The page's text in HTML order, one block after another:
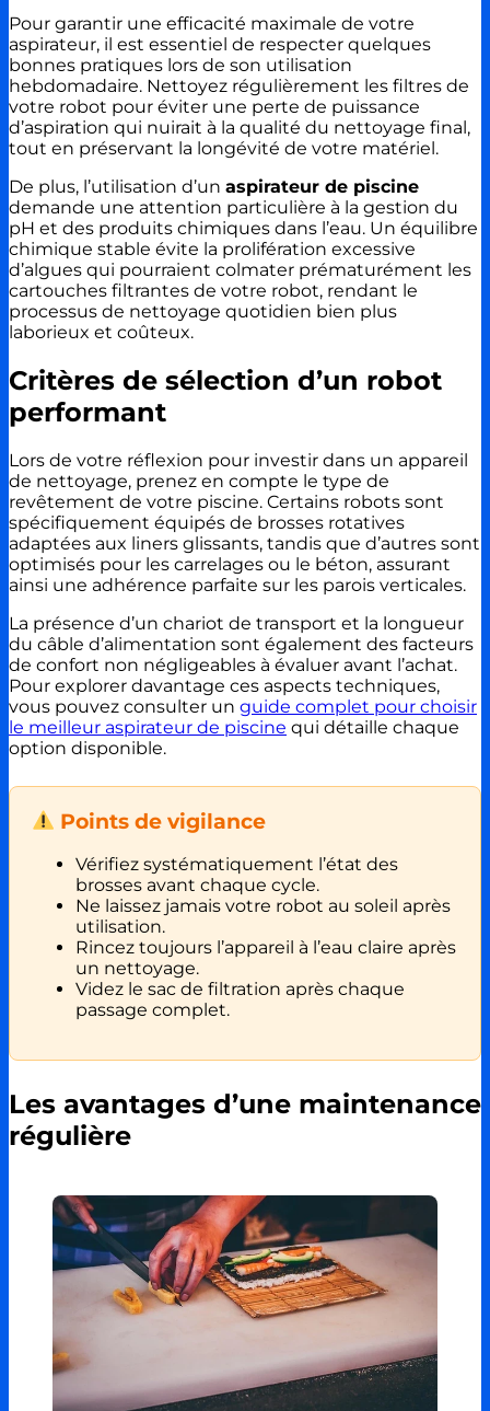
Pour garantir une efficacité maximale de votre
aspirateur, il est essentiel de respecter quelques
bonnes pratiques lors de son utilisation
hebdomadaire. Nettoyez régulièrement les filtres de
votre robot pour éviter une perte de puissance
d’aspiration qui nuirait à la qualité du nettoyage final,
tout en préservant la longévité de votre matériel.
De plus, l’utilisation d’un aspirateur de piscine
demande une attention particulière à la gestion du
pH et des produits chimiques dans l’eau. Un équilibre
chimique stable évite la prolifération excessive
d’algues qui pourraient colmater prématurément les
cartouches filtrantes de votre robot, rendant le
processus de nettoyage quotidien bien plus
laborieux et coûteux.
Critères de sélection d’un robot
performant
Lors de votre réflexion pour investir dans un appareil
de nettoyage, prenez en compte le type de
revêtement de votre piscine. Certains robots sont
spécifiquement équipés de brosses rotatives
adaptées aux liners glissants, tandis que d’autres sont
optimisés pour les carrelages ou le béton, assurant
ainsi une adhérence parfaite sur les parois verticales.
La présence d’un chariot de transport et la longueur
du câble d’alimentation sont également des facteurs
de confort non négligeables à évaluer avant l’achat.
Pour explorer davantage ces aspects techniques,
vous pouvez consulter un guide complet pour choisir
le meilleur aspirateur de piscine qui détaille chaque
option disponible.
Points de vigilance
Vérifiez systématiquement l’état des
brosses avant chaque cycle.
Ne laissez jamais votre robot au soleil après
utilisation.
Rincez toujours l’appareil à l’eau claire après
un nettoyage.
Videz le sac de filtration après chaque
passage complet.
Les avantages d’une maintenance
régulière